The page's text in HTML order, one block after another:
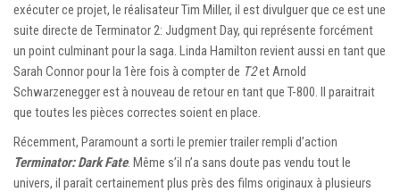
exécuter ce projet, le réalisateur Tim Miller, il est divulguer que ce est une
suite directe de Terminator 2: Judgment Day, qui représente forcément
un point culminant pour la saga. Linda Hamilton revient aussi en tant que
Sarah Connor pour la 1ère fois à compter de T2et Arnold
Schwarzenegger est à nouveau de retour en tant que T-800. Il paraitrait
que toutes les pièces correctes soient en place.
Récemment, Paramount a sorti le premier trailer rempli d’action
Terminator: Dark Fate. Même s’il n’a sans doute pas vendu tout le
univers, il paraît certainement plus près des films originaux à plusieurs